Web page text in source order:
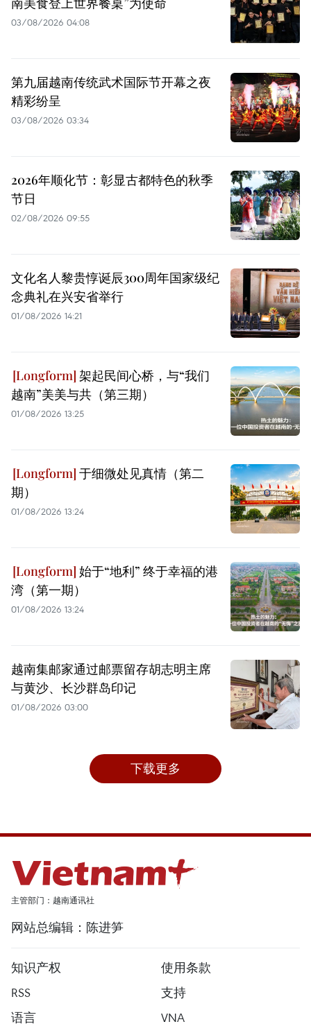
03/08/2026 04:08
第九届越南传统武术国际节开幕之夜
精彩纷呈
03/08/2026 03:34
2026年顺化节：彰显古都特色的秋季
节日
02/08/2026 09:55
文化名人黎贵惇诞辰300周年国家级纪
念典礼在兴安省举行
01/08/2026 14:21
架起民间心桥，与“我们
越南”美美与共（第三期）
01/08/2026 13:25
于细微处见真情（第二
期）
01/08/2026 13:24
始于“地利” 终于幸福的港
湾（第一期）
01/08/2026 13:24
越南集邮家通过邮票留存胡志明主席
与黄沙、长沙群岛印记
01/08/2026 03:00
下载更多
主管部门：越南通讯社
网站总编辑：陈进笋
知识产权
使用条款
RSS
支持
语言
VNA